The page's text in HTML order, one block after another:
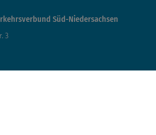
Süd-Niedersachsen
3